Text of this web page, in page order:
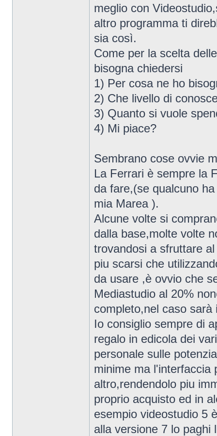
meglio con
altro programma ti
sia così.
Come per la scelta
bisogna chiedersi
1) Per cosa ne ho
2) Che livello di
3) Quanto si vuole
4) Mi piace?
Sembrano cose ovvie
La Ferrari è sempre la
da fare,(se qualcuno
mia Marea ).
Alcune volte si
dalla base,molte volte
trovandosi a sfruttare
piu scarsi che
da usare ,è ovvio che
Mediastudio al 20%
completo,nel caso
Io consiglio sempre di
regalo in edicola dei
personale sulle
minime ma l'interfaccia
altro,rendendolo piu
proprio acquisto ed in
esempio videostudio 5
alla versione 7 lo paghi